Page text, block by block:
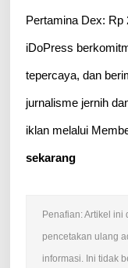
Pertamina Dex: Rp
iDoPress
tepercaya, dan
jurnalisme jernih
iklan melalui
sekarang
Penafian: Artikel
pencetakan ulang
informasi. Ini tidak